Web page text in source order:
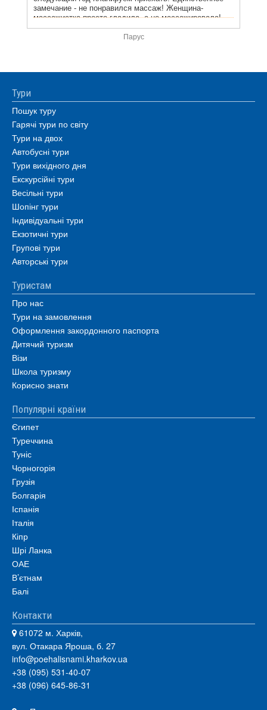
Парус
Тури
Пошук туру
Гарячі тури по світу
Тури на двох
Автобусні тури
Тури вихідного дня
Екскурсійні тури
Весільні тури
Шопінг тури
Індивідуальні тури
Екзотичні тури
Групові тури
Авторські тури
Туристам
Про нас
Тури на замовлення
Оформлення закордонного паспорта
Дитячий туризм
Візи
Школа туризму
Корисно знати
Популярні країни
Єгипет
Туреччина
Туніс
Чорногорія
Грузія
Болгарія
Іспанія
Італія
Кіпр
Шрі Ланка
ОАЕ
В’єтнам
Балі
Контакти
61072 м. Харків,
вул. Отакара Яроша, б. 27
info@poehalisnami.kharkov.ua
+38 (095) 531-40-07
+38 (096) 645-86-31